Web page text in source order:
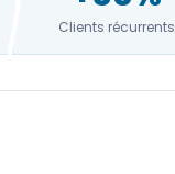
Clients récurrents